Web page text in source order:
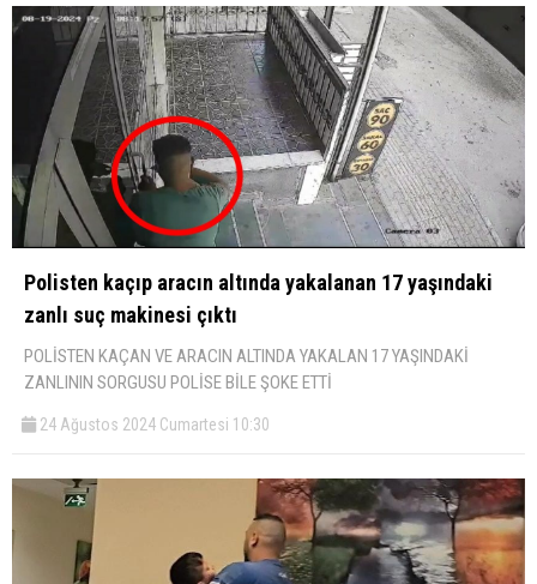
Polisten kaçıp aracın altında yakalanan 17 yaşındaki
zanlı suç makinesi çıktı
POLİSTEN KAÇAN VE ARACIN ALTINDA YAKALAN 17 YAŞINDAKİ
ZANLININ SORGUSU POLİSE BİLE ŞOKE ETTİ
24 Ağustos 2024 Cumartesi 10:30